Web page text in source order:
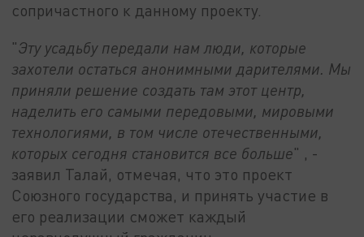
сопричастного к данному проекту.
"Эту усадьбу передали нам люди, которые
захотели остаться анонимными дарителями. Мы
приняли решение создать там этот центр,
наделить его самыми передовыми, мировыми
технологиями, в том числе отечественными,
которых сегодня становится все больше" , -
заявил Талай, отмечая, что это проект
Союзного государства, и принять участие в
его реализации сможет каждый